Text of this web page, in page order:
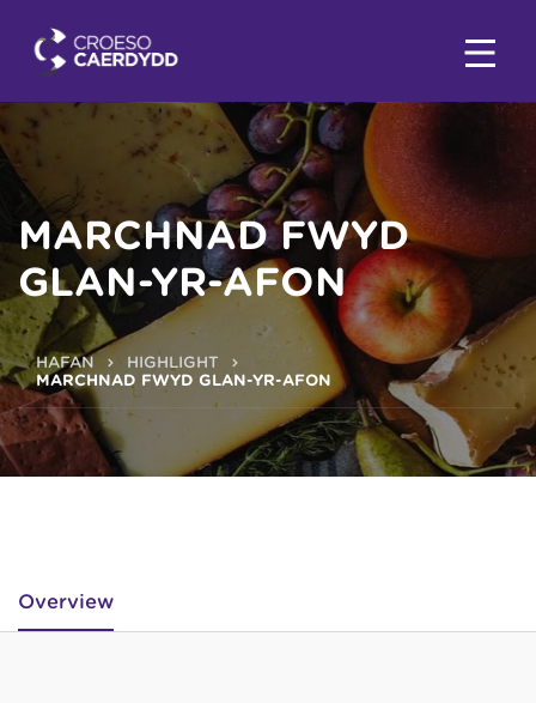
MARCHNAD FWYD
GLAN-YR-AFON
HAFAN
HIGHLIGHT
MARCHNAD FWYD GLAN-YR-AFON
Overview